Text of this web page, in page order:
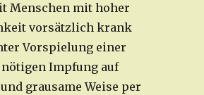
Menschen mit hoher
vorsätzlich krank
Vorspielung einer
Impfung auf
grausame Weise per